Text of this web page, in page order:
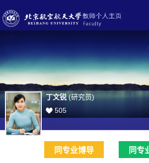
丁文锐(研究员)
505
同专业博导 同专